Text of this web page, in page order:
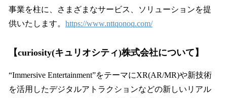
事業を柱に、さまざまなサービス、ソリューションを提
供いたします。 https://www.nttqonoq.com/
【curiosity(キュリオシティ)株式会社について】
“Immersive Entertainment”をテーマにXR(AR/MR)や新技術
を活用したデジタルアトラクションなどの新しいリアル